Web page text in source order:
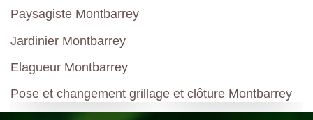
Paysagiste Montbarrey
Jardinier Montbarrey
Elagueur Montbarrey
Pose et changement grillage et clôture Montbarrey